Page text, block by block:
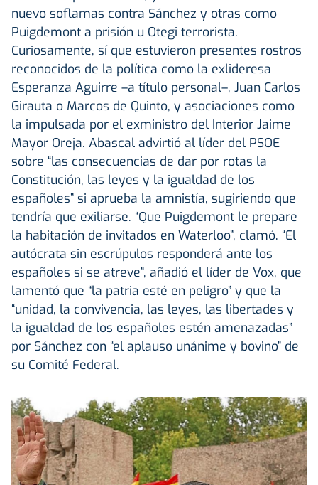
nuevo soflamas contra Sánchez y otras como
Puigdemont a prisión u Otegi terrorista.
Curiosamente, sí que estuvieron presentes rostros
reconocidos de la política como la exlideresa
Esperanza Aguirre –a título personal–, Juan Carlos
Girauta o Marcos de Quinto, y asociaciones como
la impulsada por el exministro del Interior Jaime
Mayor Oreja. Abascal advirtió al líder del PSOE
sobre “las consecuencias de dar por rotas la
Constitución, las leyes y la igualdad de los
españoles” si aprueba la amnistía, sugiriendo que
tendría que exiliarse. “Que Puigdemont le prepare
la habitación de invitados en Waterloo”, clamó. “El
autócrata sin escrúpulos responderá ante los
españoles si se atreve”, añadió el líder de Vox, que
lamentó que “la patria esté en peligro” y que la
“unidad, la convivencia, las leyes, las libertades y
la igualdad de los españoles estén amenazadas”
por Sánchez con “el aplauso unánime y bovino” de
su Comité Federal.